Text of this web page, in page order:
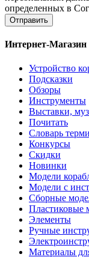
определенных в
Отправить
Интернет-Магазин
Устройство
Подсказки
Обзоры
Инструменты
Выставки,
Почитать
Словарь
Конкурсы
Скидки
Новинки
Модели
Модели с
Сборные
Пластиковые
Элементы
Ручные
Материалы